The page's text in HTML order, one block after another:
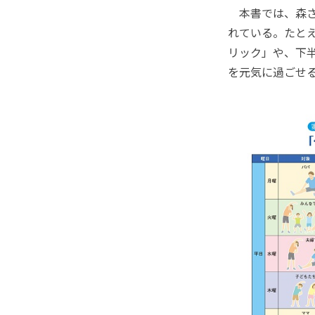
本書では、森
れている。たと
リック」や、下
を元気に過ごせ